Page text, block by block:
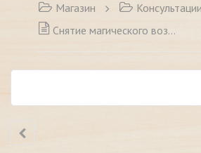
Магазин
Снятие магического воздействия